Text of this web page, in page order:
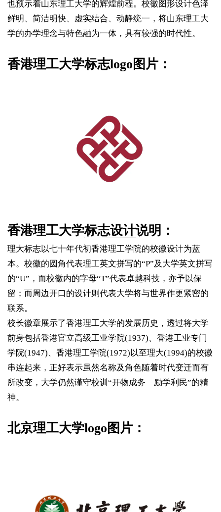
也预示着山东理工大学的辉煌前程。校徽图形设计色泽
鲜明、简洁明快、虚实结合、动静统一，将山东理工大
学的办学理念与特色融为一体，具有较强的时代性。
香港理工大学标志logo图片：
香港理工大学标志设计说明：
理大标志以七十年代初香港理工学院的校徽设计为蓝
本。校徽的圆角代表理工英文拼写的“P”及大学英文拼写
的“U”，而校徽内的字母“T”代表卓越科技，亦予以保
留；而周边开口的设计则代表大学将与世界作更紧密的
联系。
校长徽章展示了香港理工大学的发展历史，透过将大学
前身包括香港官立高级工业学院(1937)、香港工业专门
学院(1947)、香港理工学院(1972)以至理大(1994)的校徽
串连起来，正好表示虽然名称及角色随着时代变迁而有
所改变，大学仍然谨守校训“开物成务 励学利民”的精
神。
北京理工大学logo图片：